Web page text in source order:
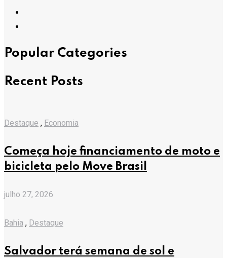
Popular Categories
Recent Posts
Destaque , Economia
Começa hoje financiamento de moto e
bicicleta pelo Move Brasil
julho 27, 2026
Bahia , Destaque
Salvador terá semana de sol e